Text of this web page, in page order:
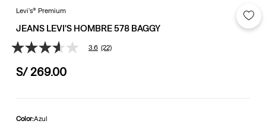
Levi's® Premium
JEANS LEVI'S HOMBRE 578 BAGGY
3.6
5
valoración.
3.6 (22)
S/ 269.00
Color:Azul